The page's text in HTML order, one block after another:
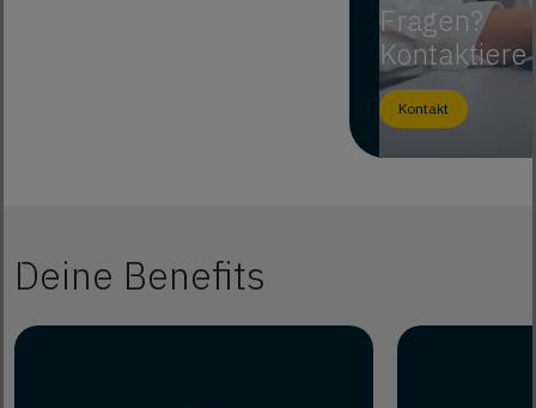
Fragen?
Kontaktiere
Kontakt
Deine Benefits